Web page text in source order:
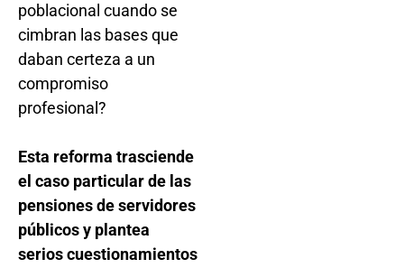
poblacional cuando se
cimbran las bases que
daban certeza a un
compromiso
profesional?
Esta reforma trasciende
el caso particular de las
pensiones de servidores
públicos y plantea
serios cuestionamientos